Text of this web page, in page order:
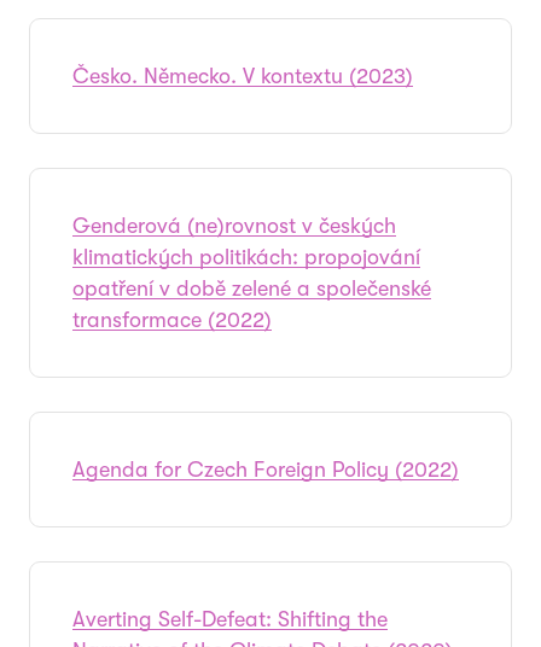
Česko. Německo. V kontextu (2023)
Genderová (ne)rovnost v českých
klimatických politikách: propojování
opatření v době zelené a společenské
transformace (2022)
Agenda for Czech Foreign Policy (2022)
Averting Self-Defeat: Shifting the